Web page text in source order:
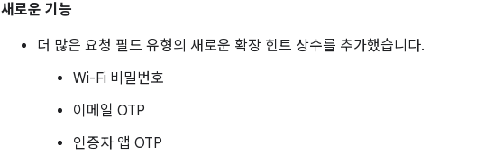
새로운 기능
더 많은 요청 필드 유형의 새로운 확장 힌트 상수를 추가했습니다.
Wi-Fi 비밀번호
이메일 OTP
인증자 앱 OTP